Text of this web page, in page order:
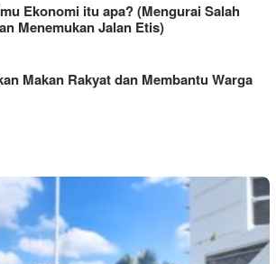
Ekonomi itu apa? (Mengurai Salah
Menemukan Jalan Etis)
Makan Rakyat dan Membantu Warga